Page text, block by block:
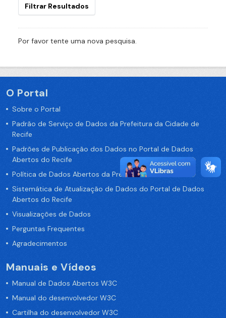
Filtrar Resultados
Por favor tente uma nova pesquisa.
O Portal
Sobre o Portal
Padrão de Serviço de Dados da Prefeitura da Cidade de
Recife
Padrões de Publicação dos Dados no Portal de Dados
Abertos do Recife
Política de Dados Abertos da Prefeitura do Recife
Sistemática de Atualização de Dados do Portal de Dados
Abertos do Recife
Visualizações de Dados
Perguntas Frequentes
Agradecimentos
Manuais e Vídeos
Manual de Dados Abertos W3C
Manual do desenvolvedor W3C
Cartilha do desenvolvedor W3C